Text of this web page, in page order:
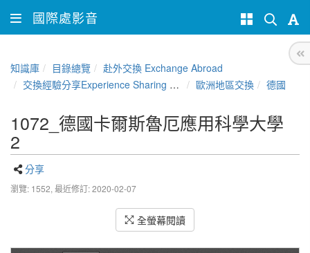
國際處影音
知識庫 目錄總覽
赴外交換 Exchange Abroad
交換經驗分享Experience Sharing of NCHU Exchange Program
歐洲地區交換 德國
1072_德國卡爾斯魯厄應用科學大學
2
分享
瀏覽: 1552, 最近修訂: 2020-02-07
全螢幕閱讀